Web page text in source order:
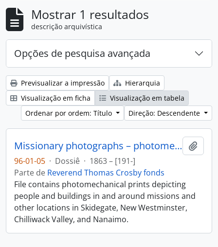
Mostrar 1 resultados
descrição arquivística
Opções de pesquisa avançada
Previsualizar a impressão
Hierarquia
Visualização em ficha
Visualização em tabela
Ordenar por ordem: Título
Direção: Descendente
Missionary photographs – photomechanical
96-01-05 · Dossiê · 1863 – [191-]
Parte de Reverend Thomas Crosby fonds
File contains photomechanical prints depicting
people and buildings in and around missions and
other locations in Skidegate, New Westminster,
Chilliwack Valley, and Nanaimo.